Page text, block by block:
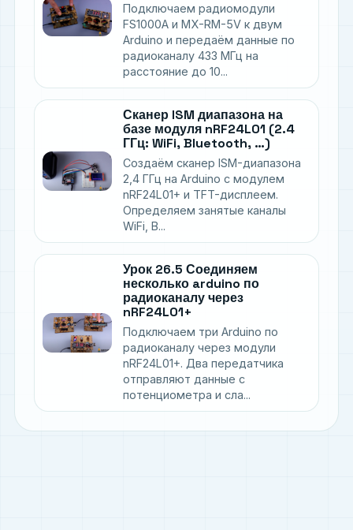
Подключаем радиомодули
FS1000A и MX-RM-5V к двум
Arduino и передаём данные по
радиоканалу 433 МГц на
расстояние до 10...
Сканер ISM диапазона на
базе модуля nRF24L01 (2.4
ГГц: WiFi, Bluetooth, …)
Создаём сканер ISM-диапазона
2,4 ГГц на Arduino с модулем
nRF24L01+ и TFT-дисплеем.
Определяем занятые каналы
WiFi, B...
Урок 26.5 Соединяем
несколько arduino по
радиоканалу через
nRF24L01+
Подключаем три Arduino по
радиоканалу через модули
nRF24L01+. Два передатчика
отправляют данные с
потенциометра и сла...